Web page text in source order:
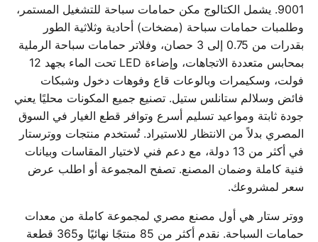
9001. يشمل الكتالوج مكن حمامات سباحة للتشغيل المستمر،
وطلمبات حمامات سباحة (مضخات) أحادية وثلاثية الطور
بقدرات من 0.75 إلى 3 حصان، وفلاتر حمامات سباحة الرملية
بمحابس متعددة الاتجاهات، وإضاءة LED تحت الماء بجهد 12
فولت، وسكيمرات وبالوعات قاع وفوهات دخول وشبكات
فائض وسلالم ستانلس ستيل. تصنيع جميع المكونات محليًا يعني
جودة ثابتة ومواعيد تسليم أسرع وتوافر قطع الغيار في السوق
المصري بدلاً من الانتظار للاستيراد. تُستخدم منتجات ووترستار
في أكثر من 13 دولة، مع دعم فني لاختيار المقاسات وبيانات
فنية كاملة وضمان المصنع. تصفح المجموعة أو اطلب عرض
سعر لمشروعك.
ووتر ستار هي أول مصنع مصري لمجموعة كاملة من معدات
حمامات السباحة. نقدم أكثر من 85 منتجًا نهائيًا و365 قطعة